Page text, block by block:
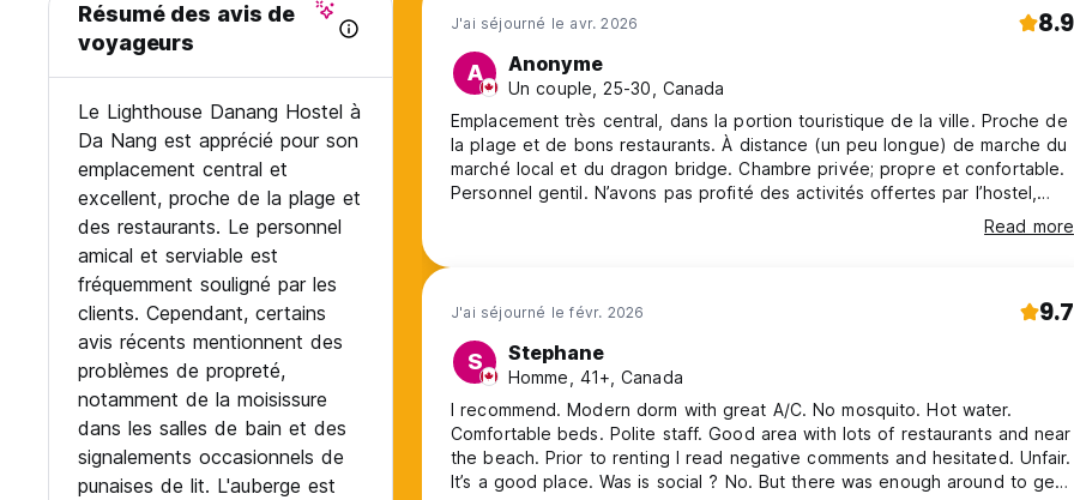
Paiement à l'arrivée : espèces et carte de crédit
Taxe incluse
Petit déjeuner non compris
Il est interdit de fumer dans les chambres, mais il y a une zone fumeur.
Restriction d'âge : 12+
Heures d'ouverture de la réception : de 7h00 à 23h00 (Auto-translated from original language)
Résumé des avis de
voyageurs
Le Lighthouse Danang Hostel à
Da Nang est apprécié pour son
emplacement central et
excellent, proche de la plage et
des restaurants. Le personnel
amical et serviable est
fréquemment souligné par les
clients. Cependant, certains
avis récents mentionnent des
problèmes de propreté,
notamment de la moisissure
dans les salles de bain et des
signalements occasionnels de
punaises de lit. L'auberge est
J'ai séjourné le avr. 2026 8.9
A Anonyme
Un couple, 25-30, Canada
Emplacement très central, dans la portion touristique de la ville. Proche de
la plage et de bons restaurants. À distance (un peu longue) de marche du
marché local et du dragon bridge. Chambre privée; propre et confortable.
Personnel gentil. N’avons pas profité des activités offertes par l’hostel,
mais n’en avons pas vraiment vu non plus qui avaient lieu lors de nosRead more
J'ai séjourné le févr. 2026 9.7
S Stephane
Homme, 41+, Canada
I recommend. Modern dorm with great A/C. No mosquito. Hot water.
Comfortable beds. Polite staff. Good area with lots of restaurants and near
the beach. Prior to renting I read negative comments and hesitated. Unfair.
It’s a good place. Was is social ? No. But there was enough around to get